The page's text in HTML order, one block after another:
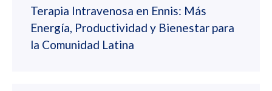
Terapia Intravenosa en Ennis: Más
Energía, Productividad y Bienestar para
la Comunidad Latina